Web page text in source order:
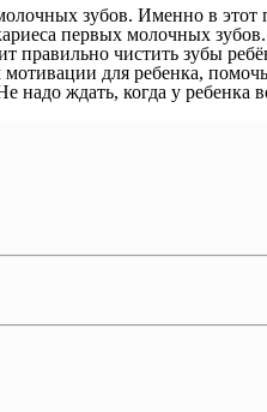
зубов. Именно в этот
первых молочных
правильно чистить зубы
для ребенка,
ждать, когда у ребенка